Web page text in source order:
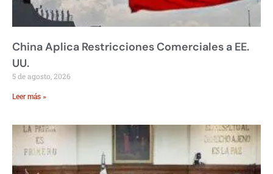
China Aplica Restricciones Comerciales a EE.
UU.
5 de agosto, 2026
Leer más »